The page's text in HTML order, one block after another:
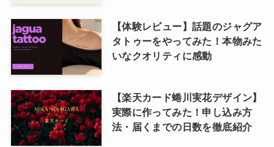
【体験レビュー】話題のジャグア
タトゥーをやってみた！本物みた
いなクオリティに感動
【楽天カード蜷川実花デザイン】
実際に作ってみた！申し込み方
法・届くまでの日数を徹底紹介